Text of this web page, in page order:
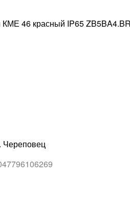
КМЕ 46 красный IP65
Череповец